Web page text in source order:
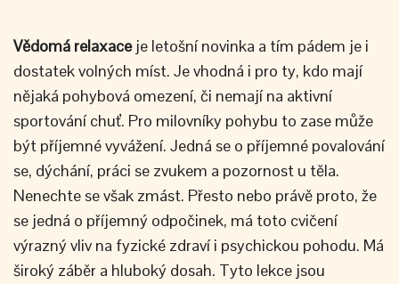
Vědomá relaxaceje letošní novinka a tím pádem je i
dostatek volných míst. Je vhodná i pro ty, kdo mají
nějaká pohybová omezení, či nemají na aktivní
sportování chuť. Pro milovníky pohybu to zase může
být příjemné vyvážení. Jedná se o příjemné povalování
se, dýchání, práci se zvukem a pozornost u těla.
Nenechte se však zmást. Přesto nebo právě proto, že
se jedná o příjemný odpočinek, má toto cvičení
výrazný vliv na fyzické zdraví i psychickou pohodu. Má
široký záběr a hluboký dosah. Tyto lekce jsou